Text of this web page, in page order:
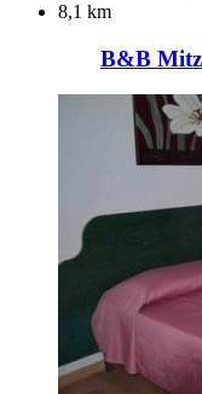
8,1 km
B&B